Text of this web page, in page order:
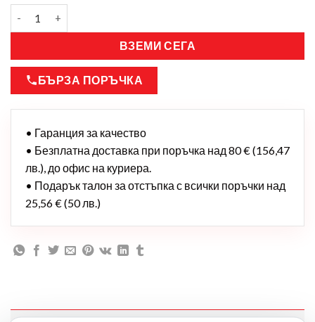
ВЗЕМИ СЕГА
БЪРЗА ПОРЪЧКА
• Гаранция за качество
• Безплатна доставка при поръчка над 80 € (156,47
лв.), до офис на куриера.
• Подарък талон за отстъпка с всички поръчки над
25,56 € (50 лв.)